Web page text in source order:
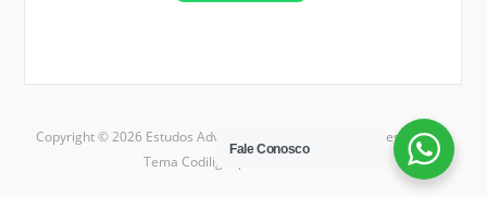
Copyright © 2026 Estudos Adventistas. Todos os direitos reservados.
Tema Codilight por
Fale Conosco